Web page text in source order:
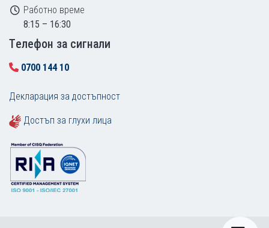
Работно време
8:15 – 16:30
Tелефон за сигнали
0700 144 10
Декларация за достъпност
Достъп за глухи лица